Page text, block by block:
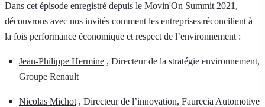
Dans cet épisode enregistré depuis le Movin'On Summit 2021,
découvrons avec nos invités comment les entreprises réconcilient à
la fois performance économique et respect de l’environnement :
Jean-Philippe Hermine , Directeur de la stratégie environnement,
Groupe Renault
Nicolas Michot , Directeur de l’innovation, Faurecia Automotive